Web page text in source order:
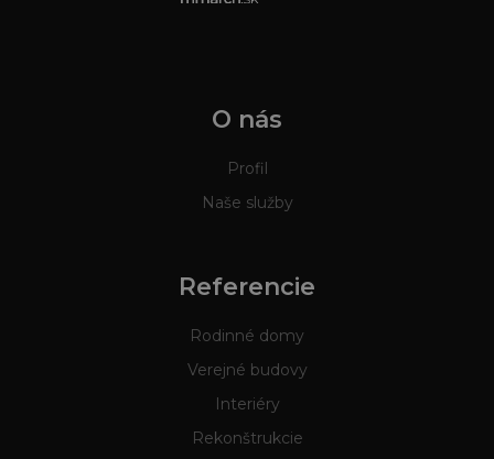
O nás
Profil
Naše služby
Referencie
Rodinné domy
Verejné budovy
Interiéry
Rekonštrukcie